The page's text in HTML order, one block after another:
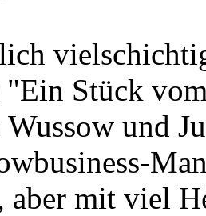
Stück
und
aber mit viel